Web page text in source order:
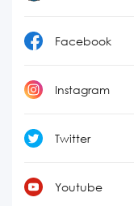
Facebook
Instagram
Twitter
Youtube